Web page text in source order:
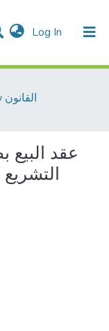
Log In (current)
Law القانون
عقد البيع